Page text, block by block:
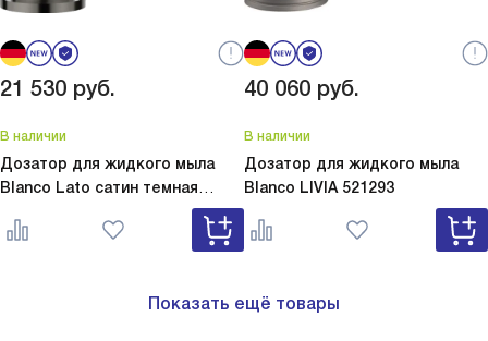
21 530 руб.
В наличии
Дозатор для жидкого мыла
Blanco Lato сатин темная
Lato сатин темная сталь
527743
40 060 руб.
В наличии
Дозатор для жидкого мыла
Blanco LIVIA 521293
Показать ещё товары